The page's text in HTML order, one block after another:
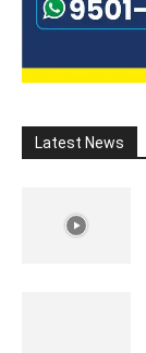
Latest News